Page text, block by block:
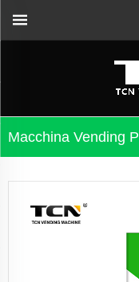
Macchina Vending
di i vending